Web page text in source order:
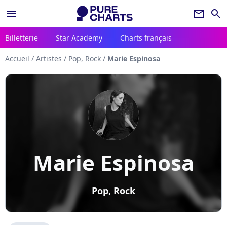
menu newsletter search
Billetterie Star Academy Charts français
Accueil / Artistes / Pop, Rock / Marie Espinosa
Marie Espinosa
Pop, Rock